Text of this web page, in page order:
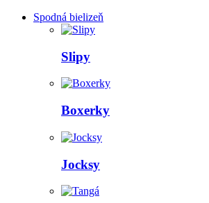
Spodná bielizeň
Slipy
Boxerky
Jocksy